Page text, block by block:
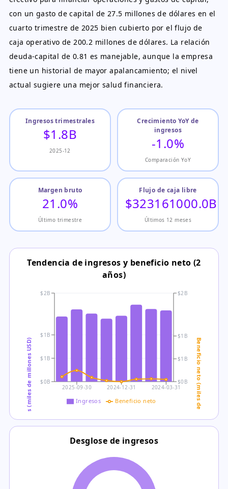
con un gasto de capital de 27.5 millones de dólares en el
cuarto trimestre de 2025 bien cubierto por el flujo de
caja operativo de 200.2 millones de dólares. La relación
deuda-capital de 0.81 es manejable, aunque la empresa
tiene un historial de mayor apalancamiento; el nivel
actual sugiere una mejor salud financiera.
Ingresos trimestrales
$1.8B
2025-12
Crecimiento YoY de
ingresos
-1.0%
Comparación YoY
Margen bruto
21.0%
Último trimestre
Flujo de caja libre
$323161000.0B
Últimos 12 meses
Tendencia de ingresos y beneficio neto (2
años)
2025-09-30 2024-12-31 2024-03-31
$0B
$1B
$1B
$2B
Ingresos (miles de millones USD) $0B
$1B
$1B
$2B
Beneficio neto (miles de millones USD)
Ingresos Beneficio neto
Desglose de ingresos